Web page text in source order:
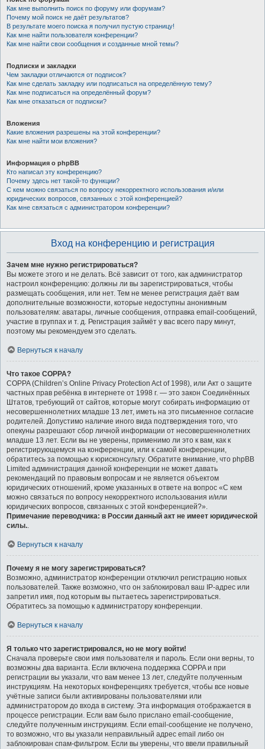
Как мне выполнить поиск по форуму или форумам?
Почему мой поиск не даёт результатов?
В результате моего поиска я получил пустую страницу!
Как мне найти пользователя конференции?
Как мне найти свои сообщения и созданные мной темы?
Подписки и закладки
Чем закладки отличаются от подписок?
Как мне сделать закладку или подписаться на определённую тему?
Как мне подписаться на определённый форум?
Как мне отказаться от подписки?
Вложения
Какие вложения разрешены на этой конференции?
Как мне найти мои вложения?
Информация о phpBB
Кто написал эту конференцию?
Почему здесь нет такой-то функции?
С кем можно связаться по вопросу некорректного использования и/или
юридических вопросов, связанных с этой конференцией?
Как мне связаться с администратором конференции?
Вход на конференцию и регистрация
Зачем мне нужно регистрироваться?
Вы можете этого и не делать. Всё зависит от того, как администратор
настроил конференцию: должны ли вы зарегистрироваться, чтобы
размещать сообщения, или нет. Тем не менее регистрация даёт вам
дополнительные возможности, которые недоступны анонимным
пользователям: аватары, личные сообщения, отправка email-сообщений,
участие в группах и т. д. Регистрация займёт у вас всего пару минут,
поэтому мы рекомендуем это сделать.
Вернуться к началу
Что такое COPPA?
COPPA (Children’s Online Privacy Protection Act of 1998), или Акт о защите
частных прав ребёнка в интернете от 1998 г. — это закон Соединённых
Штатов, требующий от сайтов, которые могут собирать информацию от
несовершеннолетних младше 13 лет, иметь на это письменное согласие
родителей. Допустимо наличие иного вида подтверждения того, что
опекуны разрешают сбор личной информации от несовершеннолетних
младше 13 лет. Если вы не уверены, применимо ли это к вам, как к
регистрирующемуся на конференции, или к самой конференции,
обратитесь за помощью к юрисконсульту. Обратите внимание, что phpBB
Limited администрация данной конференции не может давать
рекомендаций по правовым вопросам и не является объектом
юридических отношений, кроме указанных в ответе на вопрос «С кем
можно связаться по вопросу некорректного использования и/или
юридических вопросов, связанных с этой конференцией?».
Примечание переводчика: в России данный акт не имеет юридической
силы..
Вернуться к началу
Почему я не могу зарегистрироваться?
Возможно, администратор конференции отключил регистрацию новых
пользователей. Также возможно, что он заблокировал ваш IP-адрес или
запретил имя, под которым вы пытаетесь зарегистрироваться.
Обратитесь за помощью к администратору конференции.
Вернуться к началу
Я только что зарегистрировался, но не могу войти!
Сначала проверьте свои имя пользователя и пароль. Если они верны, то
возможны два варианта. Если включена поддержка COPPA и при
регистрации вы указали, что вам менее 13 лет, следуйте полученным
инструкциям. На некоторых конференциях требуется, чтобы все новые
учётные записи были активированы пользователями или
администратором до входа в систему. Эта информация отображается в
процессе регистрации. Если вам было прислано email-сообщение,
следуйте полученным инструкциям. Если email-сообщение не получено,
то возможно, что вы указали неправильный адрес email либо он
заблокирован спам-фильтром. Если вы уверены, что ввели правильный